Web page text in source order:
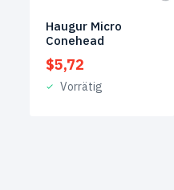
Haugur Micro
Conehead
$5,72
Vorrätig